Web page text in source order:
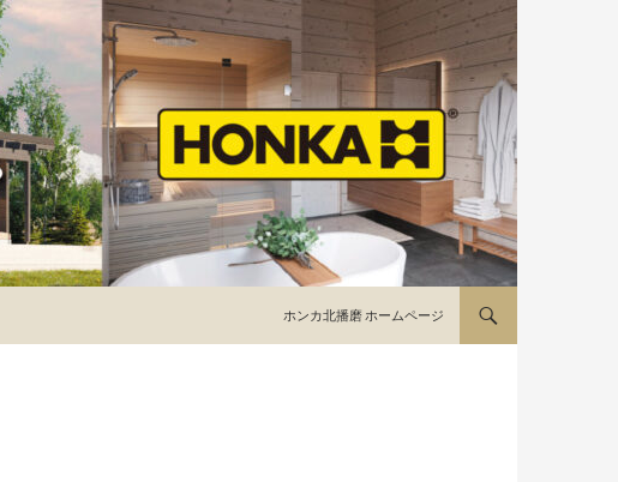
ホンカ北播磨 ホームページ